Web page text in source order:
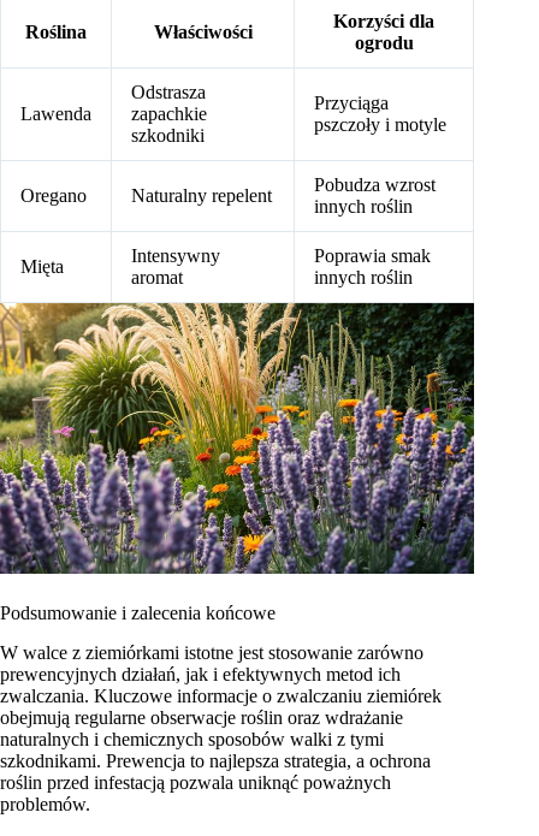
Roślina Właściwości
Korzyści dla
ogrodu
Lawenda
Odstrasza
zapachkie
szkodniki
Przyciąga
pszczoły i motyle
Oregano Naturalny repelent
Pobudza wzrost
innych roślin
Mięta
Intensywny
aromat
Poprawia smak
innych roślin
Podsumowanie i zalecenia końcowe
W walce z ziemiórkami istotne jest stosowanie zarówno
prewencyjnych działań, jak i efektywnych metod ich
zwalczania. Kluczowe informacje o zwalczaniu ziemiórek
obejmują regularne obserwacje roślin oraz wdrażanie
naturalnych i chemicznych sposobów walki z tymi
szkodnikami. Prewencja to najlepsza strategia, a ochrona
roślin przed infestacją pozwala uniknąć poważnych
problemów.